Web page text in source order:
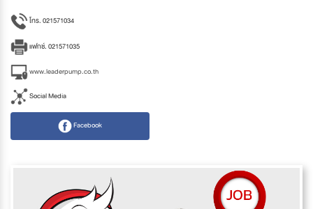
โทร. 021571034
แฟกซ์. 021571035
www.leaderpump.co.th
Social Media
Facebook